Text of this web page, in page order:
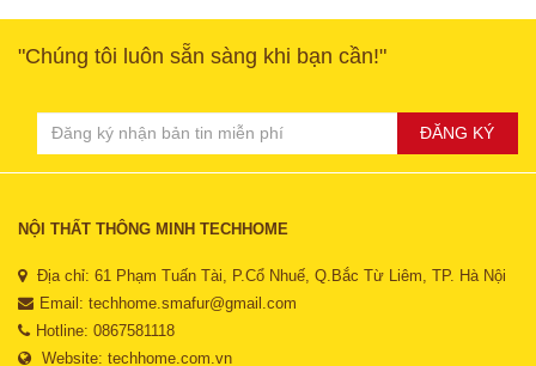
"Chúng tôi luôn sẵn sàng khi bạn cần!"
ĐĂNG KÝ
NỘI THẤT THÔNG MINH TECHHOME
Địa chỉ: 61 Phạm Tuấn Tài, P.Cổ Nhuế, Q.Bắc Từ Liêm, TP. Hà Nội
Email: techhome.smafur@gmail.com
Hotline: 0867581118
Website: techhome.com.vn